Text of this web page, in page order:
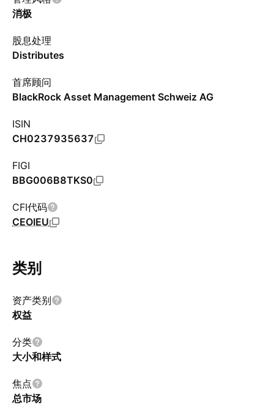
消极
股息处理
Distributes
首席顾问
BlackRock Asset Management Schweiz AG
ISIN
CH0237935637
FIGI
BBG006B8TKS0
CFI代码
CEOIEU
类别
资产类别
权益
分类
大小和样式
焦点
总市场